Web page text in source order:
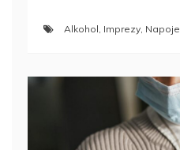
Alkohol, Imprezy, Napoje